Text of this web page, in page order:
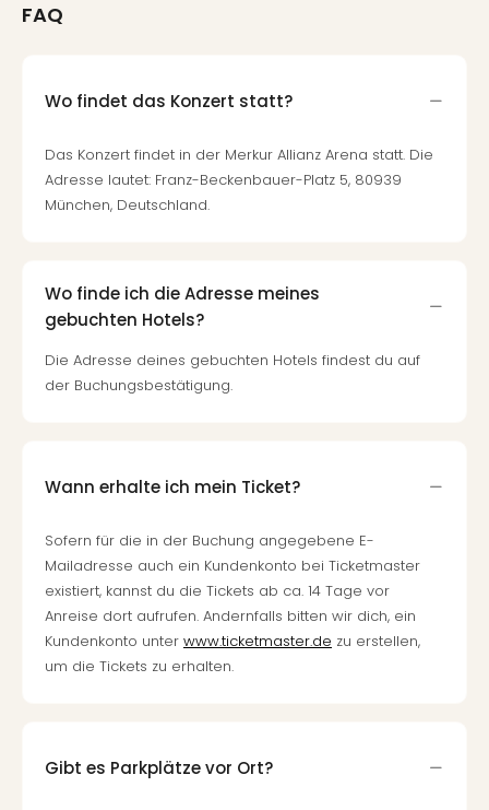
FAQ
Wo findet das Konzert statt?
Das Konzert findet in der Merkur Allianz Arena statt. Die
Adresse lautet: Franz-Beckenbauer-Platz 5, 80939
München, Deutschland.
Wo finde ich die Adresse meines
gebuchten Hotels?
Die Adresse deines gebuchten Hotels findest du auf
der Buchungsbestätigung.
Wann erhalte ich mein Ticket?
Sofern für die in der Buchung angegebene E-
Mailadresse auch ein Kundenkonto bei Ticketmaster
existiert, kannst du die Tickets ab ca. 14 Tage vor
Anreise dort aufrufen. Andernfalls bitten wir dich, ein
Kundenkonto unter www.ticketmaster.de zu erstellen,
um die Tickets zu erhalten.
Gibt es Parkplätze vor Ort?